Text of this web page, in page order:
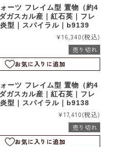
ーツ フレイム型 置物（約4
ガスカル産｜紅石英｜フレ
型｜スパイラル｜b9139
¥16,340(税込)
売り切れ
お気に入りに追加
ーツ フレイム型 置物（約4
ガスカル産｜紅石英｜フレ
型｜スパイラル｜b9138
¥17,410(税込)
売り切れ
お気に入りに追加